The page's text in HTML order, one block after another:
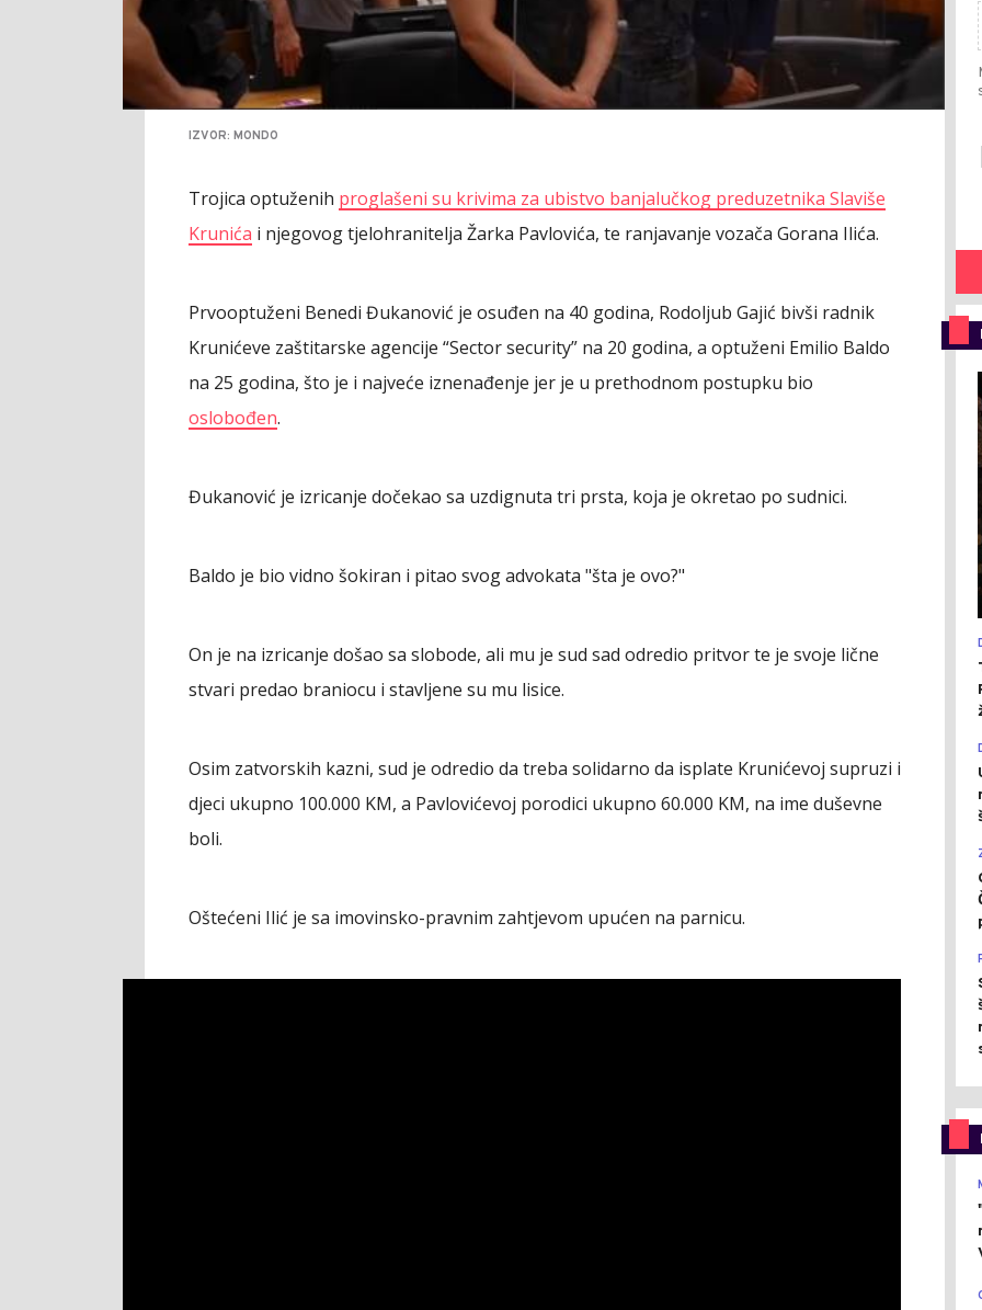
IZVOR: MONDO
Trojica optuženih proglašeni su krivima za ubistvo banjalučkog preduzetnika Slaviše
Krunića i njegovog tjelohranitelja Žarka Pavlovića, te ranjavanje vozača Gorana Ilića.
Prvooptuženi Benedi Đukanović je osuđen na 40 godina, Rodoljub Gajić bivši radnik
Krunićeve zaštitarske agencije “Sector security” na 20 godina, a optuženi Emilio Baldo
na 25 godina, što je i najveće iznenađenje jer je u prethodnom postupku bio
oslobođen.
Đukanović je izricanje dočekao sa uzdignuta tri prsta, koja je okretao po sudnici.
Baldo je bio vidno šokiran i pitao svog advokata "šta je ovo?"
On je na izricanje došao sa slobode, ali mu je sud sad odredio pritvor te je svoje lične
stvari predao braniocu i stavljene su mu lisice.
Osim zatvorskih kazni, sud je odredio da treba solidarno da isplate Krunićevoj supruzi i
djeci ukupno 100.000 KM, a Pavlovićevoj porodici ukupno 60.000 KM, na ime duševne
boli.
Oštećeni Ilić je sa imovinsko-pravnim zahtjevom upućen na parnicu.